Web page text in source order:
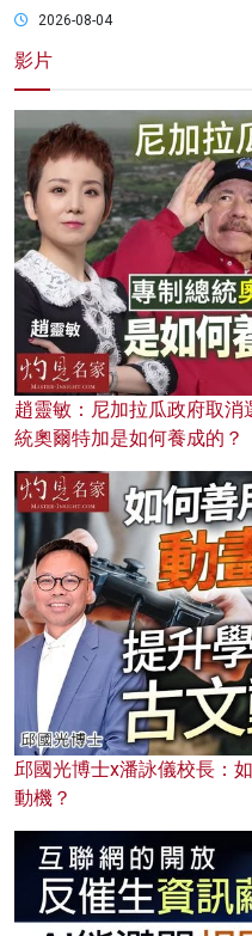
2026-08-04
影片
趙靈敏：尼加拉瓜政府取
統奧爾特加是如何養成的？
邱國光博士x潘詠儀校長：
動機？